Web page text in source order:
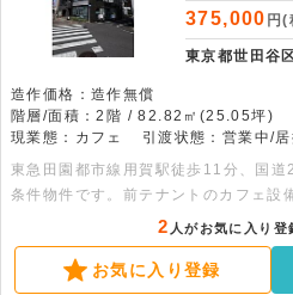
375,000 円(
東京都世田谷
造作価格：造作無償
階層/面積：2階 / 82.82㎡(25.05坪)
現業態：カフェ
引渡状態：営業中/居
東急田園都市線用賀駅徒歩11分、国
条件物件です。前テナントのカフェ設
投資を抑えた事業開始が可能。1フロ
たれます。25坪超のゆとりある空間
細につきましてはお問い合わせくださ
2 人がお気に入り登
お気に入り登録